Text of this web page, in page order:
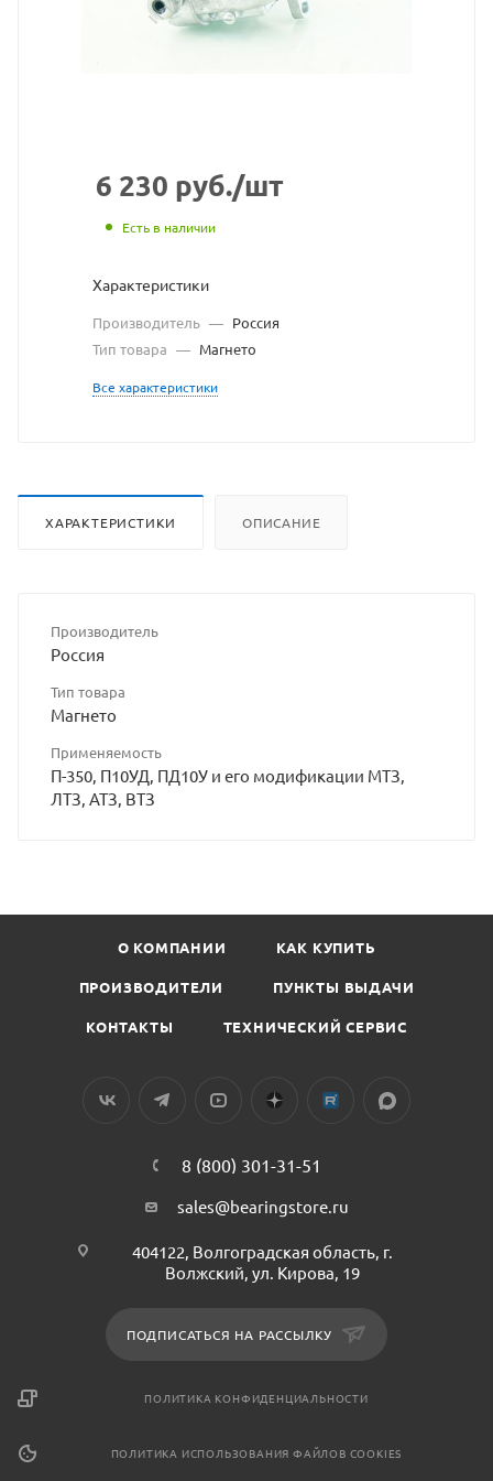
с
ссылке
https://
без
владельца
сайта
6 230 руб./шт
Есть в наличии
Характеристики
Производитель — Россия
Тип товара — Магнето
Все характеристики
ХАРАКТЕРИСТИКИ ОПИСАНИЕ
Производитель
Россия
Тип товара
Магнето
Применяемость
П-350, П10УД, ПД10У и его модификации МТЗ,
ЛТЗ, АТЗ, ВТЗ
О КОМПАНИИ КАК КУПИТЬ
ПРОИЗВОДИТЕЛИ ПУНКТЫ ВЫДАЧИ
КОНТАКТЫ ТЕХНИЧЕСКИЙ СЕРВИС
8 (800) 301-31-51
sales@bearingstore.ru
404122, Волгоградская область, г.
Волжский, ул. Кирова, 19
ПОДПИСАТЬСЯ НА РАССЫЛКУ
ПОЛИТИКА КОНФИДЕНЦИАЛЬНОСТИ
ПОЛИТИКА ИСПОЛЬЗОВАНИЯ ФАЙЛОВ COOKIES